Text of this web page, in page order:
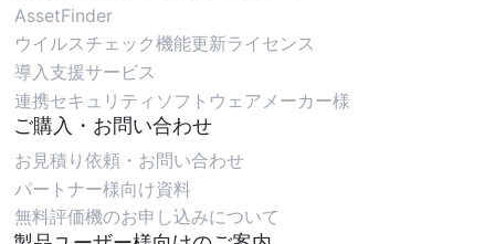
AssetFinder
ウイルスチェック機能更新ライセンス
導入支援サービス
連携セキュリティソフトウェアメーカー様
ご購入・お問い合わせ
お見積り依頼・お問い合わせ
パートナー様向け資料
無料評価機のお申し込みについて